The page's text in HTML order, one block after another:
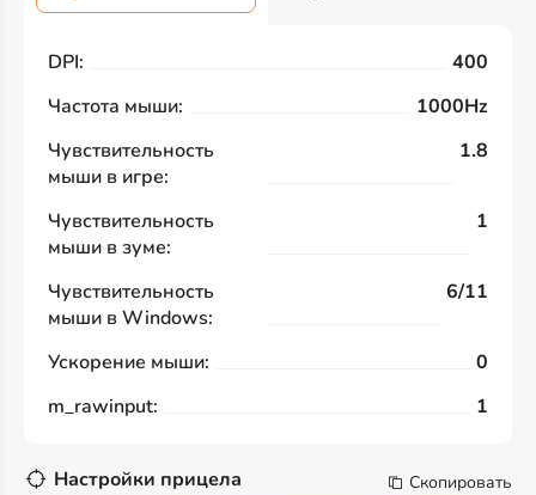
DPI:
400
Частота мыши:
1000Hz
Чувствительность
мыши в игре:
1.8
Чувствительность
мыши в зуме:
1
Чувствительность
мыши в Windows:
6/11
Ускорение мыши:
0
m_rawinput:
1
Настройки прицела Скопировать